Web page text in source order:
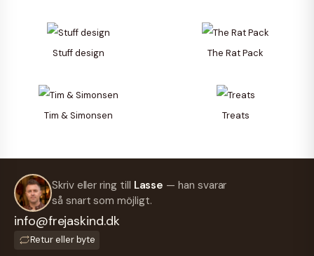
Stuff design The Rat Pack
Tim & Simonsen Treats
Skriv eller ring till Lasse — han svarar
så snart som möjligt.
info@frejaskind.dk
Retur eller byte